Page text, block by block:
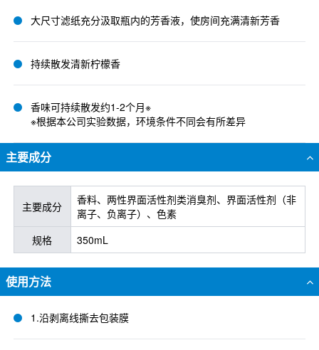
大尺寸滤纸充分汲取瓶内的芳香液，使房间充满清新芳香
持续散发清新柠檬香
香味可持续散发约1-2个月※
※根据本公司实验数据，环境条件不同会有所差异
主要成分
主要成分
香料、两性界面活性剂类消臭剂、界面活性剂（非
离子、负离子）、色素
规格
350mL
使用方法
1.沿剥离线撕去包装膜